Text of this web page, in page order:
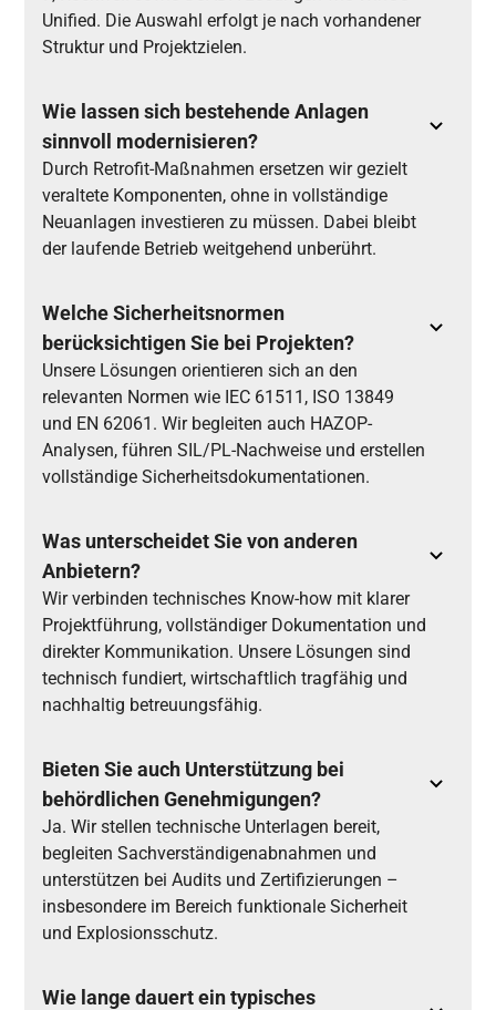
Unified. Die Auswahl erfolgt je nach vorhandener
Struktur und Projektzielen.
Wie lassen sich bestehende Anlagen
sinnvoll modernisieren?
Durch Retrofit-Maßnahmen ersetzen wir gezielt
veraltete Komponenten, ohne in vollständige
Neuanlagen investieren zu müssen. Dabei bleibt
der laufende Betrieb weitgehend unberührt.
Welche Sicherheitsnormen
berücksichtigen Sie bei Projekten?
Unsere Lösungen orientieren sich an den
relevanten Normen wie IEC 61511, ISO 13849
und EN 62061. Wir begleiten auch HAZOP-
Analysen, führen SIL/PL-Nachweise und erstellen
vollständige Sicherheitsdokumentationen.
Was unterscheidet Sie von anderen
Anbietern?
Wir verbinden technisches Know-how mit klarer
Projektführung, vollständiger Dokumentation und
direkter Kommunikation. Unsere Lösungen sind
technisch fundiert, wirtschaftlich tragfähig und
nachhaltig betreuungsfähig.
Bieten Sie auch Unterstützung bei
behördlichen Genehmigungen?
Ja. Wir stellen technische Unterlagen bereit,
begleiten Sachverständigenabnahmen und
unterstützen bei Audits und Zertifizierungen –
insbesondere im Bereich funktionale Sicherheit
und Explosionsschutz.
Wie lange dauert ein typisches